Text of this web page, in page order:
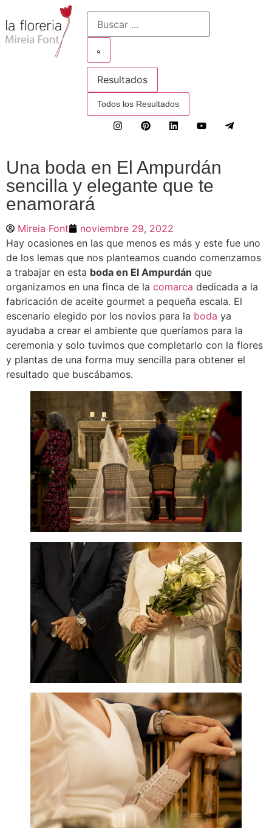
Resultados
Todos los Resultados
Una boda en El Ampurdán
sencilla y elegante que te
enamorará
Mireia Font
noviembre 29, 2022
Hay ocasiones en las que menos es más y este fue uno
de los lemas que nos planteamos cuando comenzamos
a trabajar en esta boda en El Ampurdán que
organizamos en una finca de la comarca dedicada a la
fabricación de aceite gourmet a pequeña escala. El
escenario elegido por los novios para la boda ya
ayudaba a crear el ambiente que queríamos para la
ceremonia y solo tuvimos que completarlo con la flores
y plantas de una forma muy sencilla para obtener el
resultado que buscábamos.